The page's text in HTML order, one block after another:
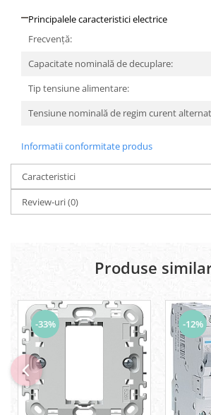
Principalele caracteristici electrice
Frecvenţă:
Capacitate nominală de decuplare:
Tip tensiune alimentare:
Tensiune nominală de regim curent
Informatii conformitate produs
Caracteristici
Review-uri(0)
Produse
-33% -12%